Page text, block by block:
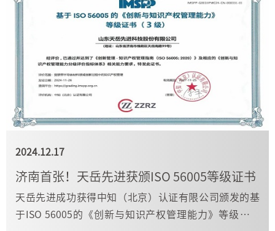
2024.12.17
济南首张！天岳先进获颁ISO 56005等级证书
天岳先进成功获得中知（北京）认证有限公司颁发的基
于ISO 56005的《创新与知识产权管理能力》等级证书